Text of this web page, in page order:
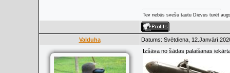
Tev nebūs svešu tautu Dievus turēt
Valduha Datums: Svētdiena,
Izšāva no šādas palaišanas